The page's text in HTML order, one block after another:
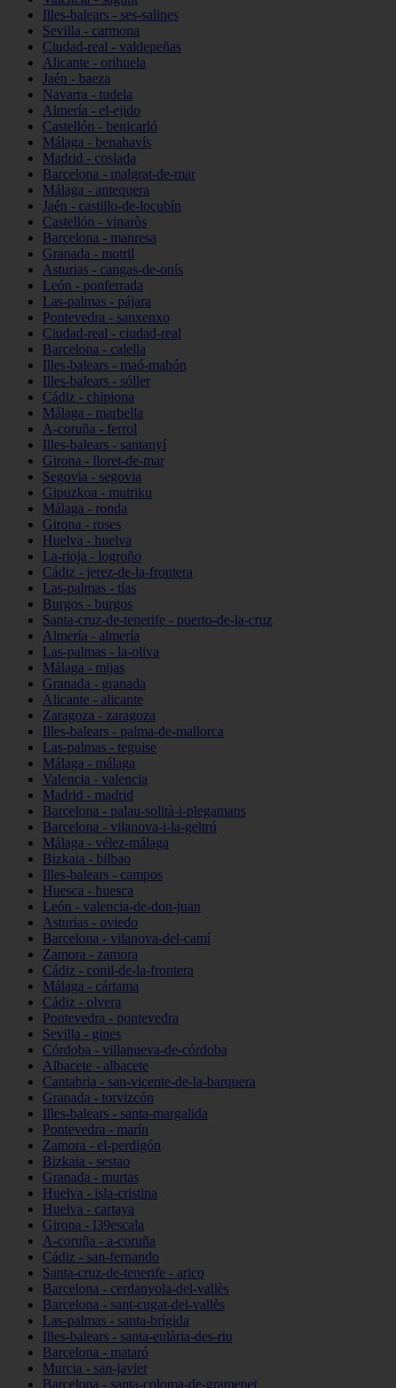
Illes-balears - ses-salines
Sevilla - carmona
Ciudad-real - valdepeñas
Alicante - orihuela
Jaén - baeza
Navarra - tudela
Almería - el-ejido
Castellón - benicarló
Málaga - benahavís
Madrid - coslada
Barcelona - malgrat-de-mar
Málaga - antequera
Jaén - castillo-de-locubín
Castellón - vinaròs
Barcelona - manresa
Granada - motril
Asturias - cangas-de-onís
León - ponferrada
Las-palmas - pájara
Pontevedra - sanxenxo
Ciudad-real - ciudad-real
Barcelona - calella
Illes-balears - maó-mahón
Illes-balears - sóller
Cádiz - chipiona
Málaga - marbella
A-coruña - ferrol
Illes-balears - santanyí
Girona - lloret-de-mar
Segovia - segovia
Gipuzkoa - mutriku
Málaga - ronda
Girona - roses
Huelva - huelva
La-rioja - logroño
Cádiz - jerez-de-la-frontera
Las-palmas - tías
Burgos - burgos
Santa-cruz-de-tenerife - puerto-de-la-cruz
Almería - almería
Las-palmas - la-oliva
Málaga - mijas
Granada - granada
Alicante - alicante
Zaragoza - zaragoza
Illes-balears - palma-de-mallorca
Las-palmas - teguise
Málaga - málaga
Valencia - valencia
Madrid - madrid
Barcelona - palau-solità-i-plegamans
Barcelona - vilanova-i-la-geltrú
Málaga - vélez-málaga
Bizkaia - bilbao
Illes-balears - campos
Huesca - huesca
León - valencia-de-don-juan
Asturias - oviedo
Barcelona - vilanova-del-camí
Zamora - zamora
Cádiz - conil-de-la-frontera
Málaga - cártama
Cádiz - olvera
Pontevedra - pontevedra
Sevilla - gines
Córdoba - villanueva-de-córdoba
Albacete - albacete
Cantabria - san-vicente-de-la-barquera
Granada - torvizcón
Illes-balears - santa-margalida
Pontevedra - marín
Zamora - el-perdigón
Bizkaia - sestao
Granada - murtas
Huelva - isla-cristina
Huelva - cartaya
Girona - l39escala
A-coruña - a-coruña
Cádiz - san-fernando
Santa-cruz-de-tenerife - arico
Barcelona - cerdanyola-del-vallès
Barcelona - sant-cugat-del-vallès
Las-palmas - santa-brígida
Illes-balears - santa-eulària-des-riu
Barcelona - mataró
Murcia - san-javier
Barcelona - santa-coloma-de-gramenet